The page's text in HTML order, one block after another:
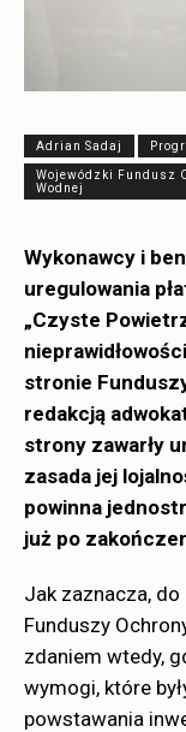
Adrian Sadaj
Wojewódzki Fundusz
Wodnej
Wykonawcy i
uregulowania
„Czyste
stronie
redakcją
strony zawarły
zasada jej
powinna
już po
Jak zaznacza,
Funduszy
zdaniem wtedy,
wymogi, które
powstawania